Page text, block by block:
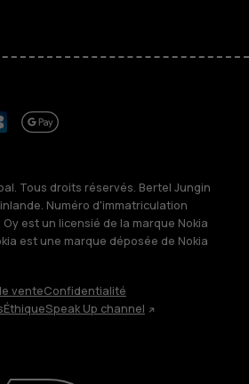
recycler
Tous droits réservés. Bertel Jungin
Numéro d'immatriculation
est un licensié de la marque Nokia
est une marque déposée de Nokia
venteConfidentialité
ÉthiqueSpeak Up channel